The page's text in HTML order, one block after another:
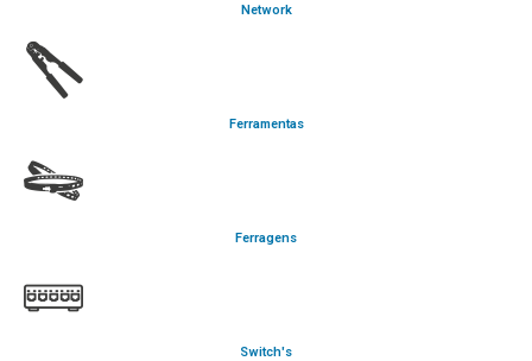
Network
Ferramentas
Ferragens
Switch's